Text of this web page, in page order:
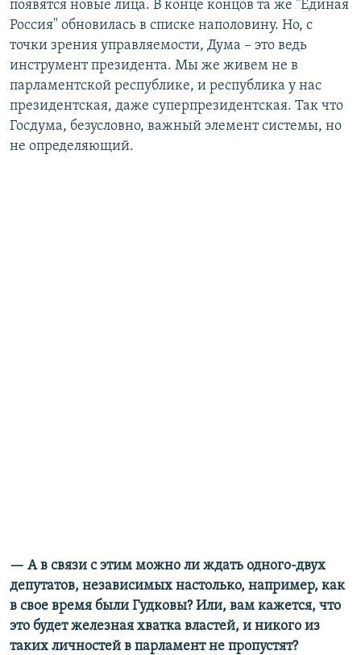
появятся новые лица. В конце концов та же "Единая
Россия" обновилась в списке наполовину. Но, с
точки зрения управляемости, Дума – это ведь
инструмент президента. Мы же живем не в
парламентской республике, и республика у нас
президентская, даже суперпрезидентская. Так что
Госдума, безусловно, важный элемент системы, но
не определяющий.
— А в связи с этим можно ли ждать одного-двух
депутатов, независимых настолько, например, как
в свое время были Гудковы? Или, вам кажется, что
это будет железная хватка властей, и никого из
таких личностей в парламент не пропустят?